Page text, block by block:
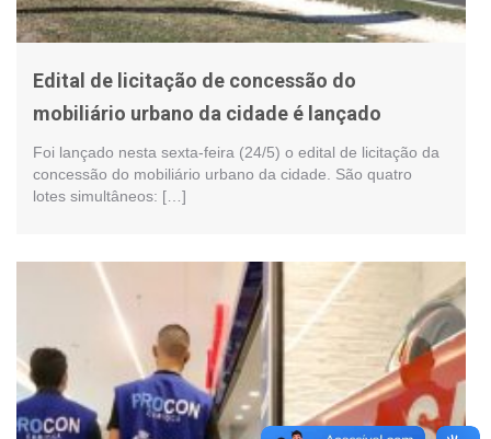
Edital de licitação de concessão do
mobiliário urbano da cidade é lançado
Foi lançado nesta sexta-feira (24/5) o edital de licitação da
concessão do mobiliário urbano da cidade. São quatro
lotes simultâneos: […]